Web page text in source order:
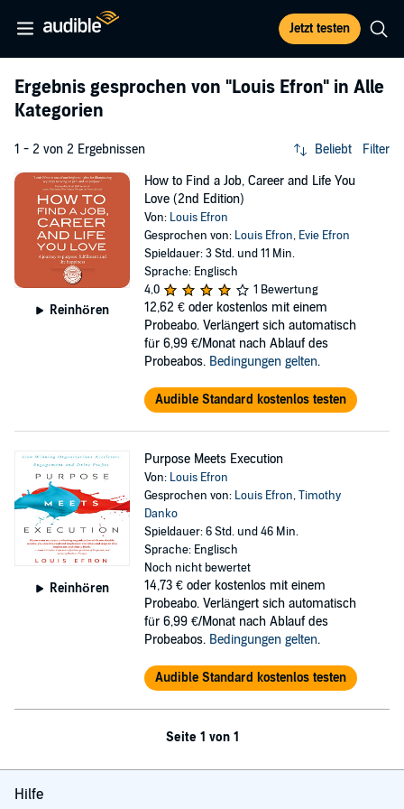
Jetzt testen
Ergebnis gesprochen von "Louis Efron" in Alle
Kategorien
1 - 2 von 2 Ergebnissen Beliebt Filter
Reinhören
How to Find a Job, Career and Life You
Love (2nd Edition)
Von: Louis Efron
Gesprochen von: Louis Efron, Evie Efron
Spieldauer: 3 Std. und 11 Min.
Sprache: Englisch
4,0
1 Bewertung
12,62 € oder kostenlos mit einem
Probeabo. Verlängert sich automatisch
für 6,99 €/Monat nach Ablauf des
Probeabos. Bedingungen gelten.
Audible Standard kostenlos testen
Reinhören
Purpose Meets Execution
Von: Louis Efron
Gesprochen von: Louis Efron,Timothy
Danko
Spieldauer: 6 Std. und 46 Min.
Sprache: Englisch
Noch nicht bewertet
14,73 € oder kostenlos mit einem
Probeabo. Verlängert sich automatisch
für 6,99 €/Monat nach Ablauf des
Probeabos. Bedingungen gelten.
Audible Standard kostenlos testen
Seite 1 von 1
Hilfe